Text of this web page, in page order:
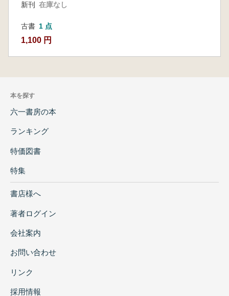
新刊 在庫なし
古書 1 点
1,100 円
本を探す
六一書房の本
ランキング
特価図書
特集
書店様へ
著者ログイン
会社案内
お問い合わせ
リンク
採用情報